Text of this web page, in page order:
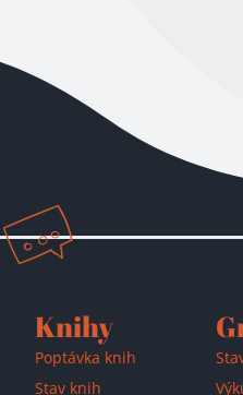
Knihy
Poptávka knih
Stav knih